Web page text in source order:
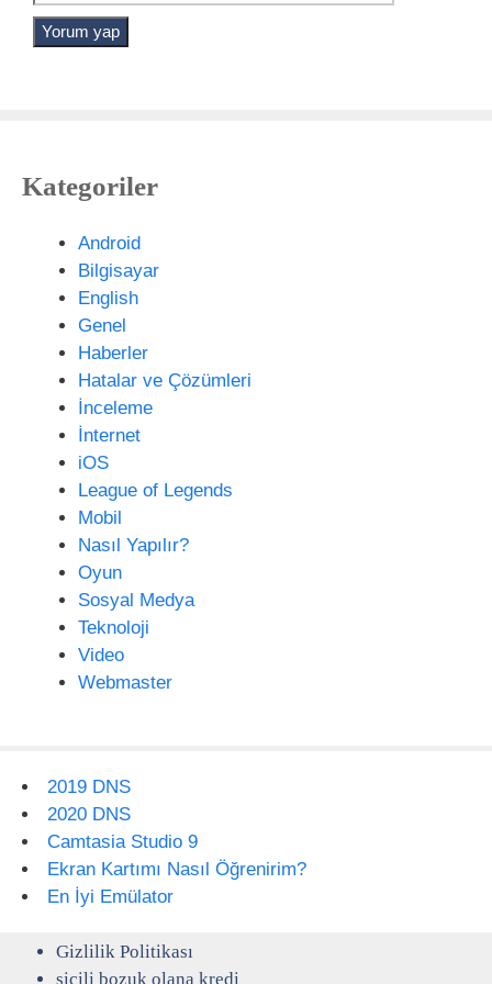
Kategoriler
Android
Bilgisayar
English
Genel
Haberler
Hatalar ve Çözümleri
İnceleme
İnternet
iOS
League of Legends
Mobil
Nasıl Yapılır?
Oyun
Sosyal Medya
Teknoloji
Video
Webmaster
2019 DNS
2020 DNS
Camtasia Studio 9
Ekran Kartımı Nasıl Öğrenirim?
En İyi Emülator
Gizlilik Politikası
sicili bozuk olana kredi